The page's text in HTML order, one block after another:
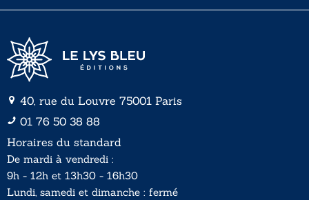
40, rue du Louvre 75001 Paris
01 76 50 38 88
Horaires du standard
De mardi à vendredi :
9h - 12h et 13h30 - 16h30
Lundi, samedi et dimanche : fermé